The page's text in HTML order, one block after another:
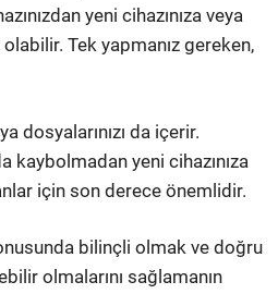
yeni cihazınıza veya
Tek yapmanız gereken,
dosyalarınızı da içerir.
kaybolmadan yeni cihazınıza
için son derece önemlidir.
bilinçli olmak ve doğru
olmalarını sağlamanın